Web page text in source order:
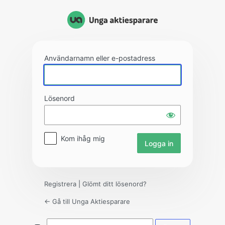
Användarnamn eller e-postadress
Lösenord
Kom ihåg mig
Registrera Glömt ditt lösenord?
← Gå till Unga Aktiesparare